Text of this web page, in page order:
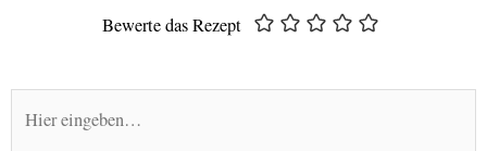
Bewerte das Rezept
eingeben…